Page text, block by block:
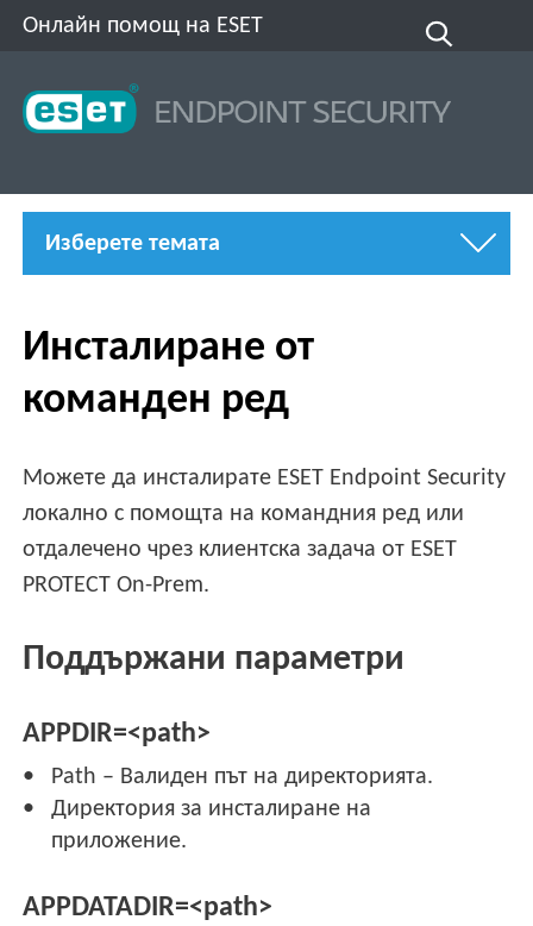
Онлайн помощ на ESET
Изберете темата
Инсталиране от
команден ред
Можете да инсталирате ESET Endpoint Security
локално с помощта на командния ред или
отдалечено чрез клиентска задача от ESET
PROTECT On-Prem.
Поддържани параметри
APPDIR=<path>
Path – Валиден път на директорията.
Директория за инсталиране на
приложение.
APPDATADIR=<path>